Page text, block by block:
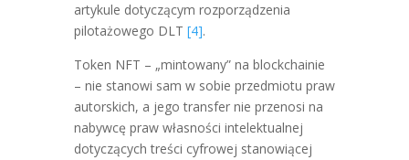
artykule dotyczącym rozporządzenia
pilotażowego DLT [4].
Token NFT – „mintowany” na blockchainie
– nie stanowi sam w sobie przedmiotu praw
autorskich, a jego transfer nie przenosi na
nabywcę praw własności intelektualnej
dotyczących treści cyfrowej stanowiącej